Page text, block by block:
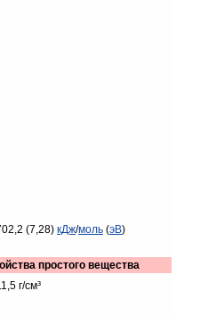
(7,28) кДж/моль (эВ)
простого вещества
г/см³